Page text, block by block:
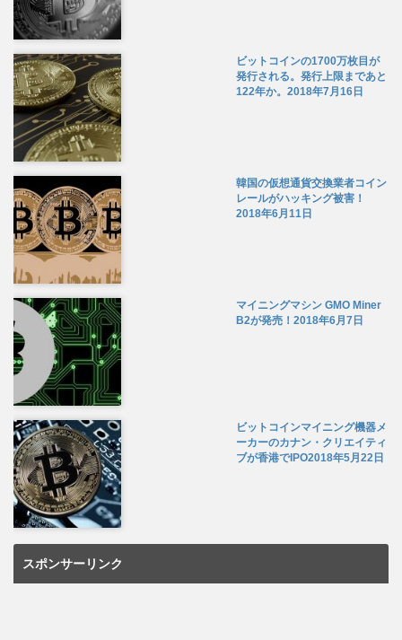
ビットコインの1700万枚目が
発行される。発行上限まであと
122年か。 2018年7月16日
韓国の仮想通貨交換業者コイン
レールがハッキング被害！
2018年6月11日
マイニングマシン GMO Miner
B2が発売！ 2018年6月7日
ビットコインマイニング機器メ
ーカーのカナン・クリエイティ
ブが香港でIPO2018年5月22日
スポンサーリンク